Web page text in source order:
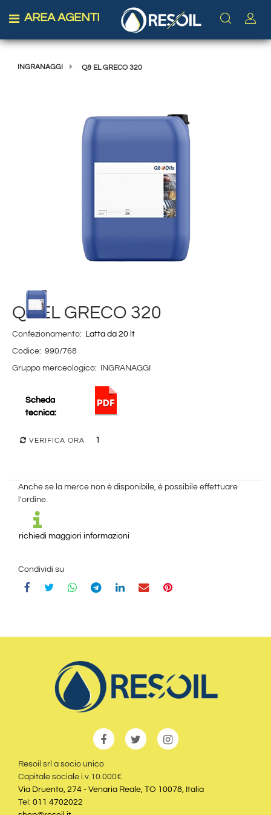
Open menu
AREA AGENTI
INGRANAGGI Q8 EL GRECO 320
Q8 EL GRECO 320
Confezionamento: Latta da 20 lt
Codice: 990/768
Gruppo merceologico: INGRANAGGI
Scheda
tecnica:
VERIFICA ORA 1
Anche se la merce non è disponibile, è possibile effettuare
l'ordine.
richiedi maggiori informazioni
Condividi su
Resoil srl a socio unico
Capitale sociale i.v.10.000€
Via Druento, 274 - Venaria Reale, TO 10078, Italia
Tel: 011 4702022